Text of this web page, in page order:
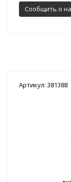
Сообщить о
Артикул: 381388